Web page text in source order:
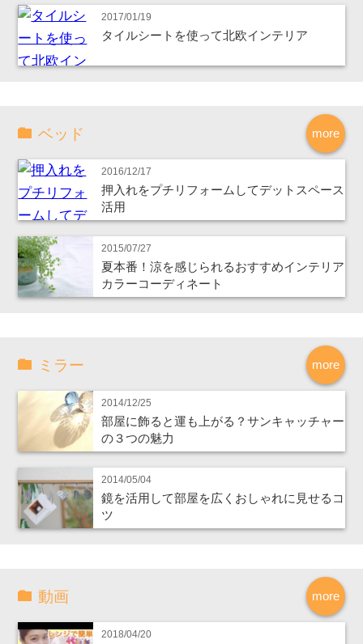
2017/01/19
タイルシートを使って北欧インテリア
more
ベッド
2016/12/17
押入れをプチリフォームしてデットスペース
活用
2015/07/27
夏本番！涼を感じられるおすすめインテリア
カラーコーディネート
more
ミラー
2014/12/25
部屋に飾ると運も上がる？サンキャッチャー
の３つの魅力
2014/05/04
鏡を活用して部屋を広くおしゃれに見せるコ
ツ
more
動画
2018/04/20